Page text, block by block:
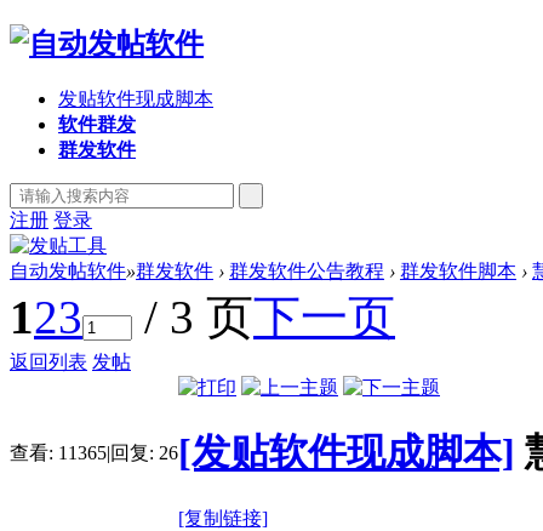
发贴软件现成脚本
软件群发
群发软件
注册 登录
自动发帖软件»群发软件 › 群发软件公告教程 › 群发软件脚本 ›
123 / 3 页下一页
返回列表 发帖
查看: 11365|回复: 26[发贴软件现成脚本]
[复制链接]